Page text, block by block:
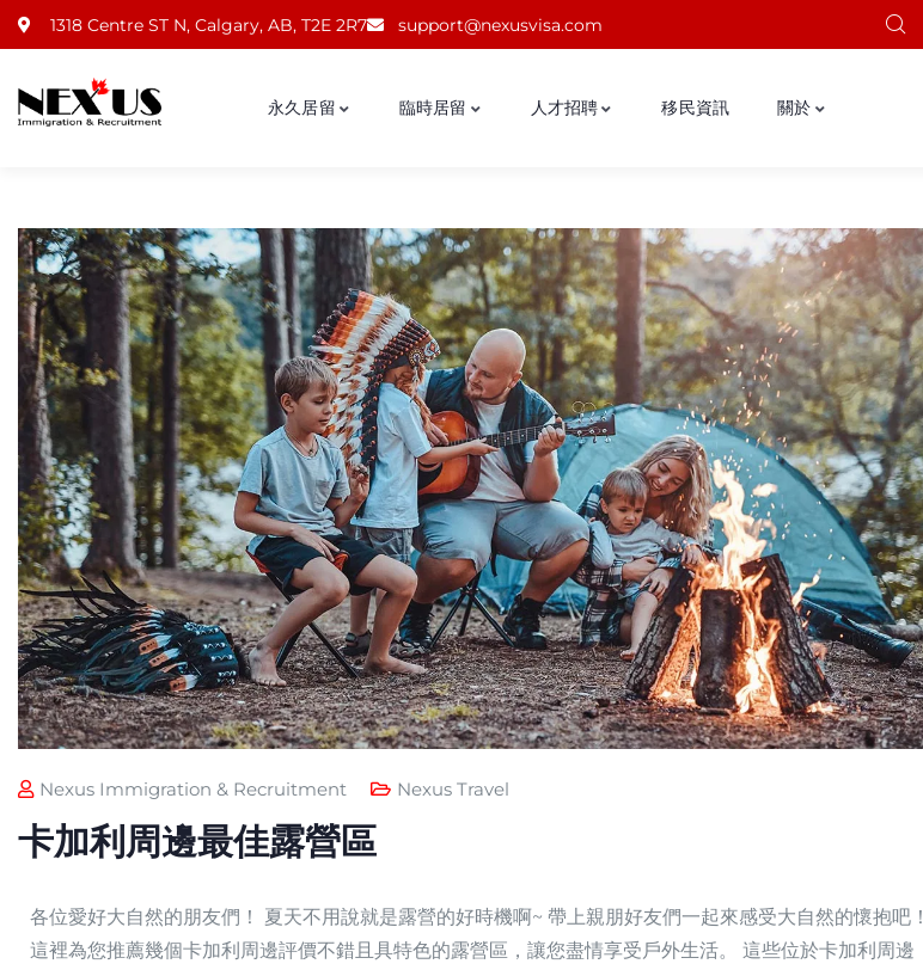
1318 Centre ST N, Calgary, AB, T2E 2R7 support@nexusvisa.com
永久居留 臨時居留 人才招聘 移民資訊 關於
Nexus Immigration & Recruitment Nexus Travel
卡加利周邊最佳露營區
各位愛好大自然的朋友們！ 夏天不用說就是露營的好時機啊~ 帶上親朋好友們一起來感受大自然的懷抱吧！
這裡為您推薦幾個卡加利周邊評價不錯且具特色的露營區，讓您盡情享受戶外生活。 這些位於卡加利周邊